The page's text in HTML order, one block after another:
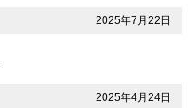
2025年7月22日
2025年4月24日